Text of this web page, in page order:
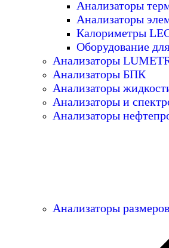
Анализаторы
Анализаторы
Калориметры
Оборудование
Анализаторы
Анализаторы БПК
Анализаторы
Анализаторы и
Анализаторы
Анализаторы